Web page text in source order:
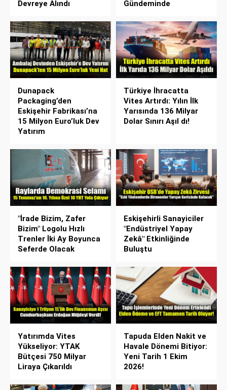
Devreye Alındı Gündeminde
Dunapack
Packaging’den
Eskişehir Fabrikası’na
15 Milyon Euro’luk Dev
Yatırım
Türkiye İhracatta
Vites Artırdı: Yılın İlk
Yarısında 136 Milyar
Dolar Sınırı Aşıl dı!
"İrade Bizim, Zafer
Bizim" Logolu Hızlı
Trenler İki Ay Boyunca
Seferde Olacak
Eskişehirli Sanayiciler
"Endüstriyel Yapay
Zekâ" Etkinliğinde
Buluştu
Yatırımda Vites
Yükseliyor: YTAK
Bütçesi 750 Milyar
Liraya Çıkarıldı
Tapuda Elden Nakit ve
Havale Dönemi Bitiyor:
Yeni Tarih 1 Ekim
2026!